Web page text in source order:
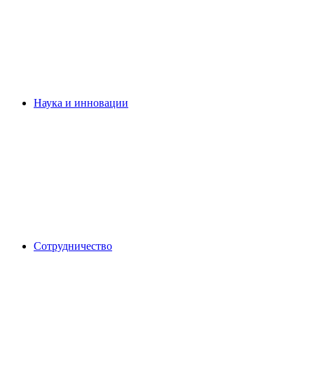
Наука и инновации
Сотрудничество